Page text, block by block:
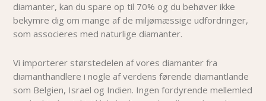
diamanter, kan du spare op til 70% og du behøver ikke
bekymre dig om mange af de miljømæssige udfordringer,
som associeres med naturlige diamanter.
Vi importerer størstedelen af vores diamanter fra
diamanthandlere i nogle af verdens førende diamantlande
som Belgien, Israel og Indien. Ingen fordyrende mellemled